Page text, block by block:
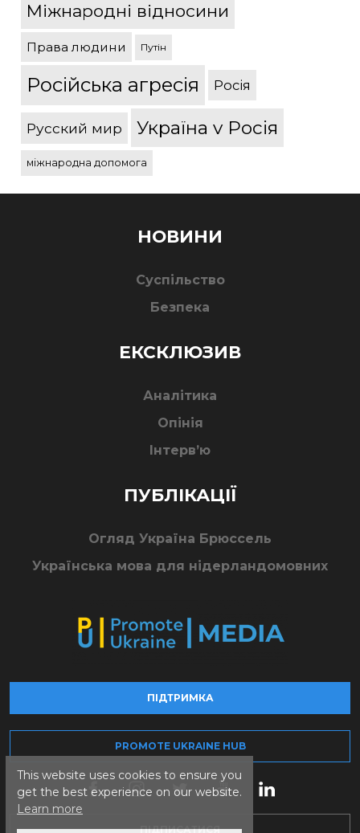
This website uses cookies to ensure you
get the best experience on our website.
Learn more
Міжнародні відносини
Права людини Путін
Російська агресія Росія
Русский мир Україна v Росія
міжнародна допомога
НОВИНИ
Суспільство
Безпека
ЕКСКЛЮЗИВ
Аналітика
Опінія
Інтерв’ю
ПУБЛІКАЦІЇ
Огляд Україна Брюссель
Українська мова для нідерландомовних
ПІДТРИМКА
PROMOTE UKRAINE HUB
ПІДПИСАТИСЯ